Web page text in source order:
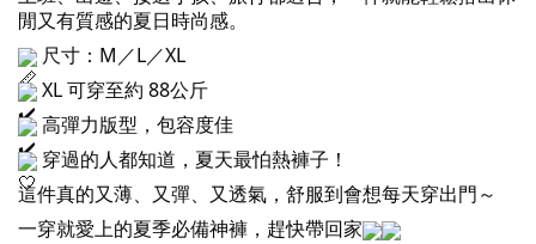
閒又有質感的夏日時尚感。
尺寸：M／L／XL
XL 可穿至約 88公斤
高彈力版型，包容度佳
穿過的人都知道，夏天最怕熱褲子！
這件真的又薄、又彈、又透氣，舒服到會想每天穿出門～
一穿就愛上的夏季必備神褲，趕快帶回家